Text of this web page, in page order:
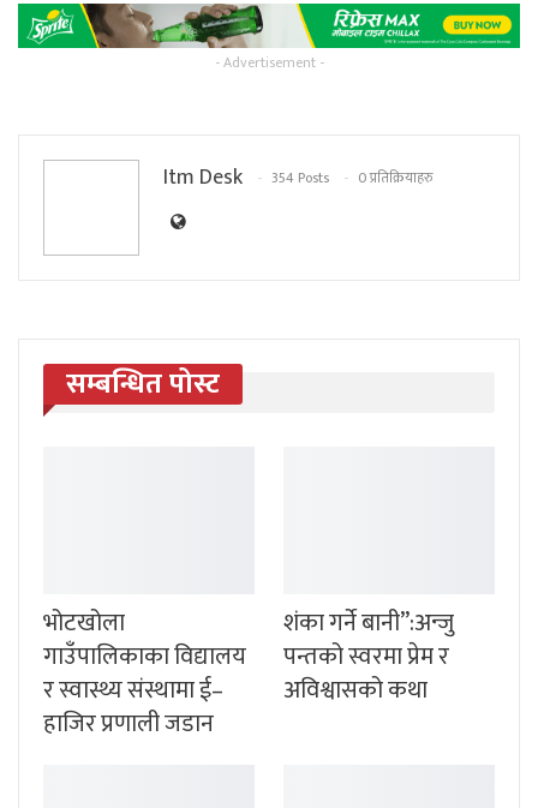
- Advertisement -
Itm Desk 354 Posts 0 प्रतिक्रियाहरु
सम्बन्धित पोस्ट
भोटखोला
गाउँपालिकाका विद्यालय
र स्वास्थ्य संस्थामा ई–
हाजिर प्रणाली जडान
शंका गर्ने बानी”:अन्जु
पन्तको स्वरमा प्रेम र
अविश्वासको कथा